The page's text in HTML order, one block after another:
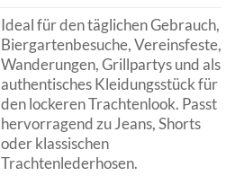
Ideal für den täglichen Gebrauch,
Biergartenbesuche, Vereinsfeste,
Wanderungen, Grillpartys und als
authentisches Kleidungsstück für
den lockeren Trachtenlook. Passt
hervorragend zu Jeans, Shorts
oder klassischen
Trachtenlederhosen.